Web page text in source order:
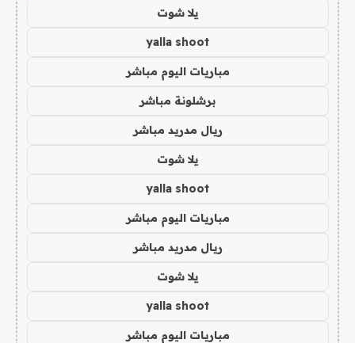
يلا شوت
yalla shoot
مباريات اليوم مباشر
برشلونة مباشر
ريال مدريد مباشر
يلا شوت
yalla shoot
مباريات اليوم مباشر
ريال مدريد مباشر
يلا شوت
yalla shoot
مباريات اليوم مباشر